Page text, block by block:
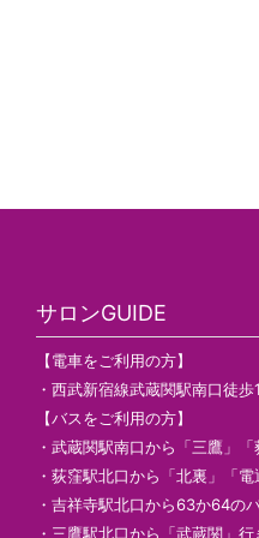
サロンGUIDE
【電車をご利用の方】
・西武新宿線武蔵関駅南口徒歩
【バスをご利用の方】
・武蔵関駅南口から「三鷹」「
・荻窪駅北口から「北裏」「電
・吉祥寺駅北口から63か64の
・三鷹駅北口から「武蔵関」行